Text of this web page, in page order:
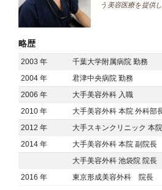
う美容医療を提供
略歴
2003 年
千葉大学附属病院 勤務
2004 年
君津中央病院 勤務
2006 年
大手美容外科 入職
2010 年
大手美容外科 本院 外科部
2012 年
大手スキンクリニック 本
2014 年
大手美容外科 本院 副院長
大手美容外科 池袋院 院長
2016 年
東京形成美容外科 院長